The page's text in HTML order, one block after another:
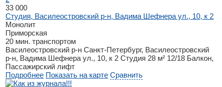
33 000
Студия, Василеостровский р-н, Вадима Шефнера ул., 10, к 2
Монолит
Приморская
20 мин. транспортом
Василеостровский р-н Санкт-Петербург, Василеостровский
р-н, Вадима Шефнера ул., 10, к 2 Студия 28 м² 12/18 Балкон,
Пассажирский лифт
Подробнее Показать на карте Сравнить